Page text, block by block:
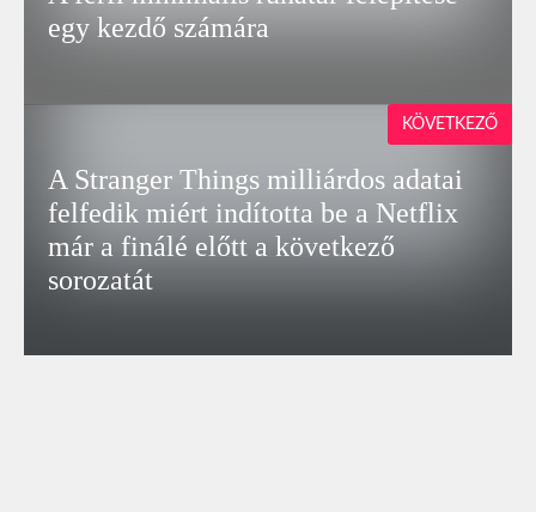
egy kezdő számára
A Stranger Things milliárdos adatai
felfedik miért indította be a Netflix
már a finálé előtt a következő
sorozatát
KÖVETKEZŐ